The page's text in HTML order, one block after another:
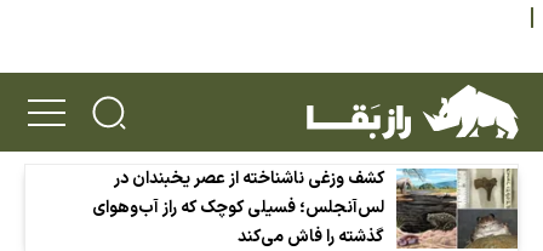
کشف وزغی ناشناخته از عصر یخبندان در
لس‌آنجلس؛ فسیلی کوچک که راز آب‌وهوای
گذشته را فاش می‌کند